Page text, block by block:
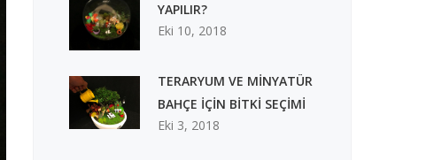
YAPILIR?
Eki 10, 2018
TERARYUM VE MİNYATÜR
BAHÇE İÇİN BİTKİ SEÇİMİ
Eki 3, 2018